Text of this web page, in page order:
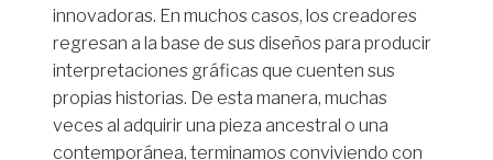
innovadoras. En muchos casos, los creadores
regresan a la base de sus diseños para producir
interpretaciones gráficas que cuenten sus
propias historias. De esta manera, muchas
veces al adquirir una pieza ancestral o una
contemporánea, terminamos conviviendo con